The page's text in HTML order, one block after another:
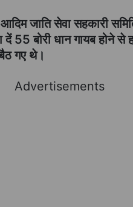
जाति सेवा सहकारी
दें 55 बोरी धान गायब होने
गए थे।
Advertisements